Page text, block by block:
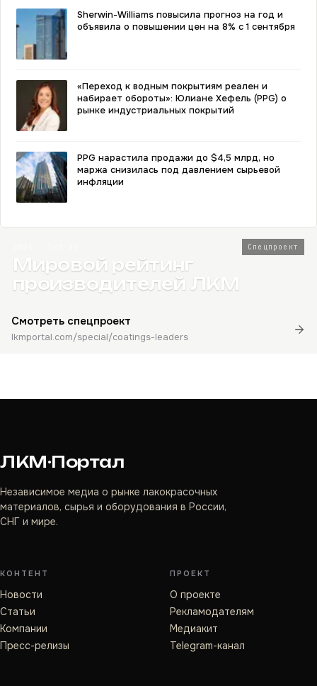
Sherwin-Williams повысила прогноз на год и
объявила о повышении цен на 8% с 1 сентября
«Переход к водным покрытиям реален и
набирает обороты»: Юлиане Хефель (PPG) о
рынке индустриальных покрытий
PPG нарастила продажи до $4,5 млрд, но
маржа снизилась под давлением сырьевой
инфляции
Спецпроект
Мировой рейтинг
производителей ЛКМ
Смотреть спецпроект
lkmportal.com/special/coatings-leaders
ЛКМ·Портал
Независимое медиа о рынке лакокрасочных
материалов, сырья и оборудования в России,
СНГ и мире.
КОНТЕНТ
Новости
Статьи
Компании
Пресс-релизы
ПРОЕКТ
О проекте
Рекламодателям
Медиакит
Telegram-канал